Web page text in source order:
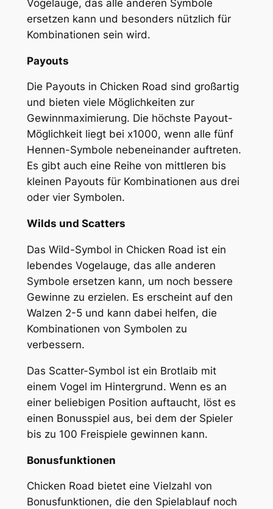
Vogelauge, das alle anderen Symbole
ersetzen kann und besonders nützlich für
Kombinationen sein wird.
Payouts
Die Payouts in Chicken Road sind großartig
und bieten viele Möglichkeiten zur
Gewinnmaximierung. Die höchste Payout-
Möglichkeit liegt bei x1000, wenn alle fünf
Hennen-Symbole nebeneinander auftreten.
Es gibt auch eine Reihe von mittleren bis
kleinen Payouts für Kombinationen aus drei
oder vier Symbolen.
Wilds und Scatters
Das Wild-Symbol in Chicken Road ist ein
lebendes Vogelauge, das alle anderen
Symbole ersetzen kann, um noch bessere
Gewinne zu erzielen. Es erscheint auf den
Walzen 2-5 und kann dabei helfen, die
Kombinationen von Symbolen zu
verbessern.
Das Scatter-Symbol ist ein Brotlaib mit
einem Vogel im Hintergrund. Wenn es an
einer beliebigen Position auftaucht, löst es
einen Bonusspiel aus, bei dem der Spieler
bis zu 100 Freispiele gewinnen kann.
Bonusfunktionen
Chicken Road bietet eine Vielzahl von
Bonusfunktionen, die den Spielablauf noch